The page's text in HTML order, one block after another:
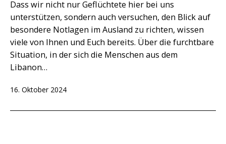
Dass wir nicht nur Geflüchtete hier bei uns
unterstützen, sondern auch versuchen, den Blick auf
besondere Notlagen im Ausland zu richten, wissen
viele von Ihnen und Euch bereits. Über die furchtbare
Situation, in der sich die Menschen aus dem
Libanon…
Veröffentlicht
16. Oktober 2024